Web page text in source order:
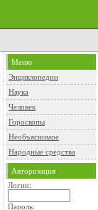
Меню
Энциклопедии
Наука
Человек
Гороскопы
Необъяснимое
Народные средства
Авторизация
Логин:
Пароль: